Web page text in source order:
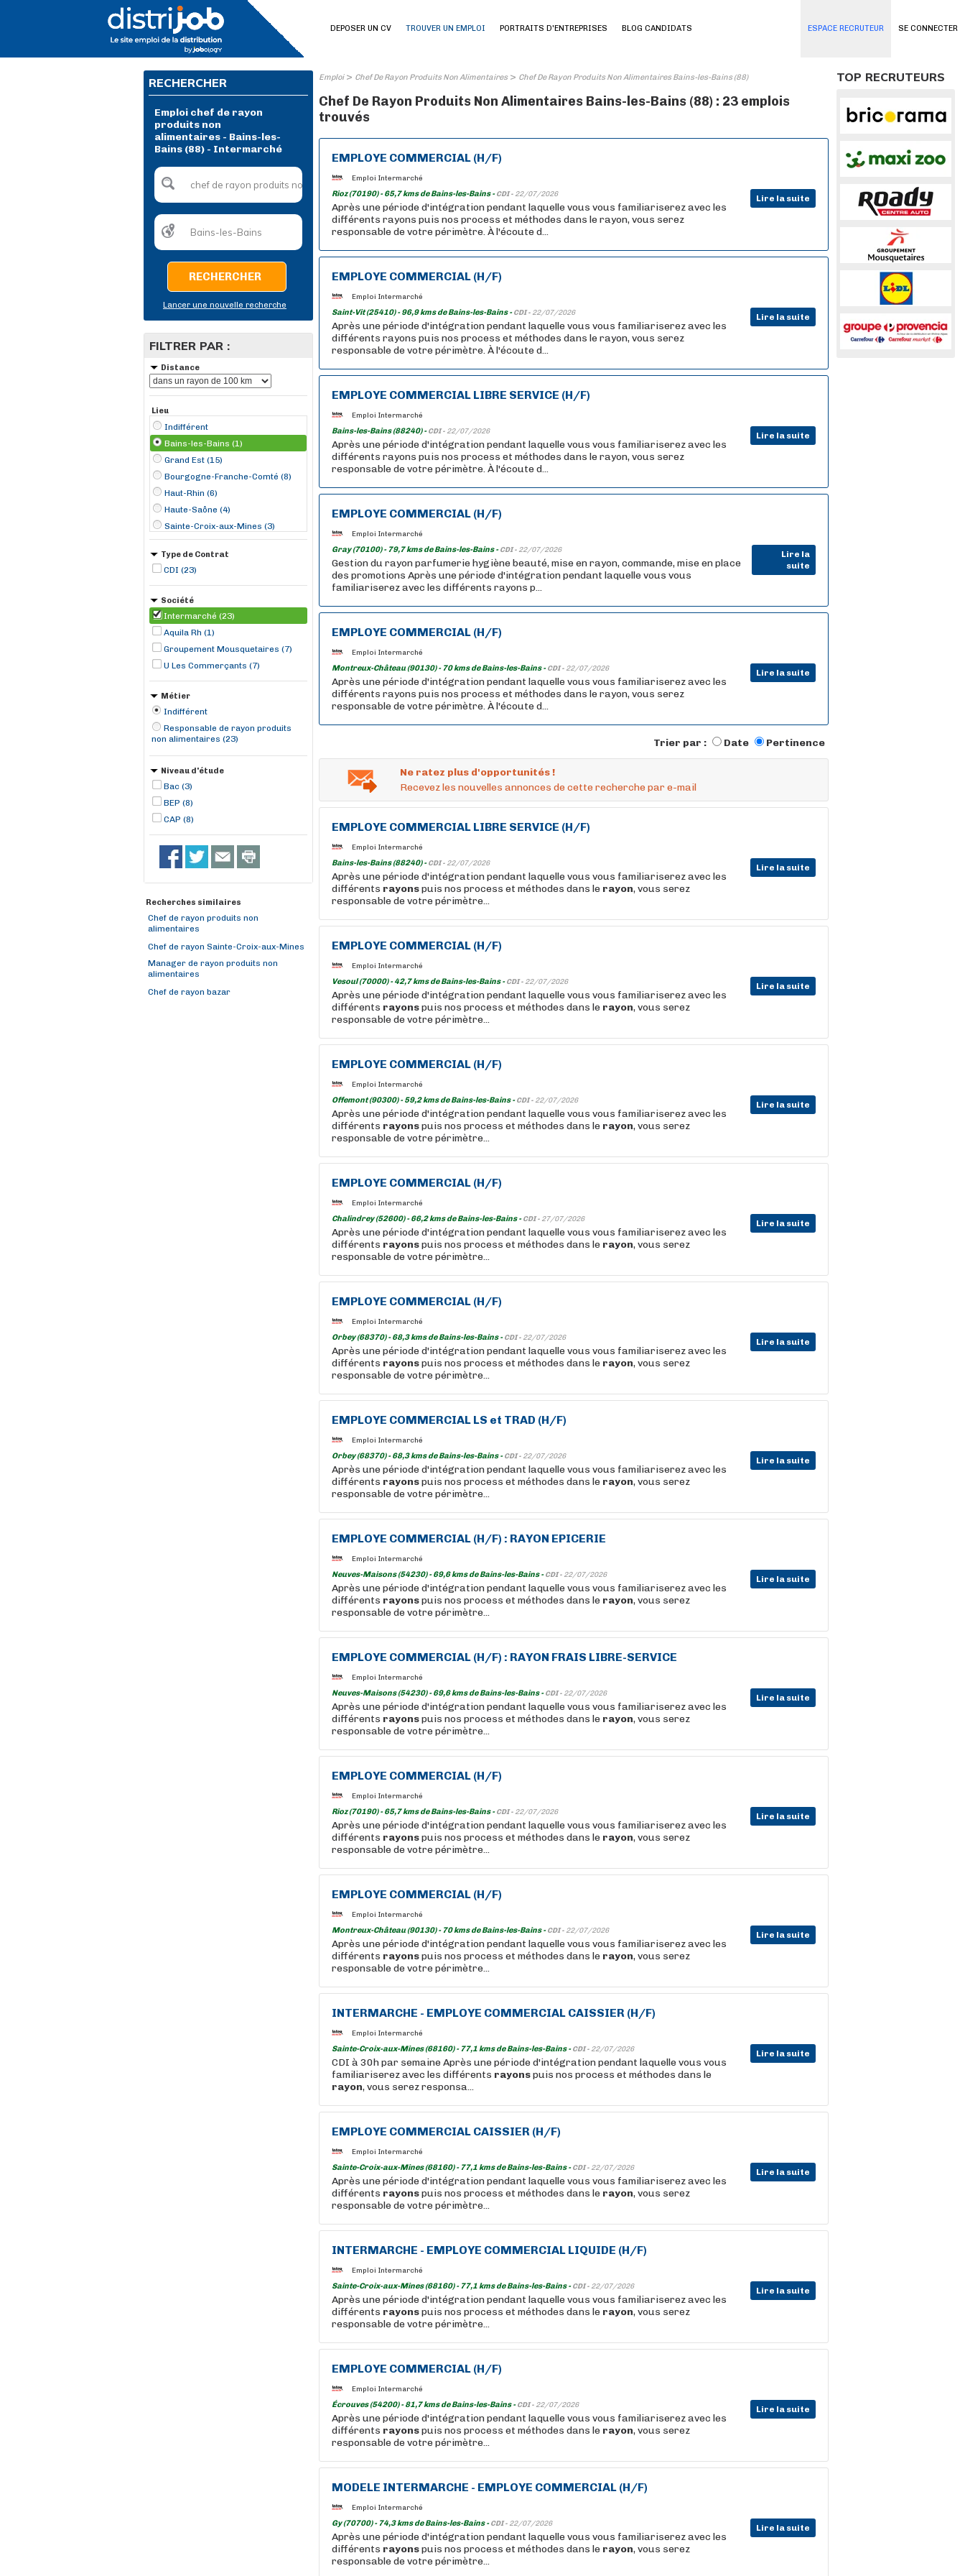
SE CONNECTER
DEPOSER UN CV TROUVER UN EMPLOI PORTRAITS D'ENTREPRISES BLOG CANDIDATS ESPACE RECRUTEUR
RECHERCHER
Emploi chef de rayon
produits non
alimentaires - Bains-les-
Bains (88) - Intermarché
RECHERCHER
Lancer une nouvelle recherche
FILTRER PAR :
Distance
Lieu
Indifférent
Bains-les-Bains (1)
Grand Est (15)
Bourgogne-Franche-Comté (8)
Haut-Rhin (6)
Haute-Saône (4)
Sainte-Croix-aux-Mines (3)
Neuves-Maisons (2)
Orbey (2)
Bartenheim (1)
Commercy (1)
Gray (1)
Type de Contrat
CDI (23)
Société
Intermarché (23)
Aquila Rh (1)
Groupement Mousquetaires (7)
U Les Commerçants (7)
Métier
Indifférent
Responsable de rayon produits
non alimentaires (23)
Niveau d'étude
Bac (3)
BEP (8)
CAP (8)
Recherches similaires
Chef de rayon produits non
alimentaires
Chef de rayon Sainte-Croix-aux-Mines
Manager de rayon produits non
alimentaires
Chef de rayon bazar
Emploi> Chef De Rayon Produits Non Alimentaires> Chef De Rayon Produits Non Alimentaires Bains-les-Bains (88)
Chef De Rayon Produits Non Alimentaires Bains-les-Bains (88) : 23 emplois
trouvés
EMPLOYE COMMERCIAL (H/F)
Emploi Intermarché
Rioz (70190) - 65,7 kms de Bains-les-Bains -CDI - 22/07/2026 Lire la suite
Après une période d'intégration pendant laquelle vous vous familiariserez avec les
différents rayons puis nos process et méthodes dans le rayon, vous serez
responsable de votre périmètre. À l'écoute d...
EMPLOYE COMMERCIAL (H/F)
Emploi Intermarché
Saint-Vit (25410) - 96,9 kms de Bains-les-Bains -CDI - 22/07/2026 Lire la suite
Après une période d'intégration pendant laquelle vous vous familiariserez avec les
différents rayons puis nos process et méthodes dans le rayon, vous serez
responsable de votre périmètre. À l'écoute d...
EMPLOYE COMMERCIAL LIBRE SERVICE (H/F)
Emploi Intermarché
Bains-les-Bains (88240) -CDI - 22/07/2026 Lire la suite
Après une période d'intégration pendant laquelle vous vous familiariserez avec les
différents rayons puis nos process et méthodes dans le rayon, vous serez
responsable de votre périmètre. À l'écoute d...
EMPLOYE COMMERCIAL (H/F)
Emploi Intermarché
Gray (70100) - 79,7 kms de Bains-les-Bains -CDI - 22/07/2026
Lire la
suite
Gestion du rayon parfumerie hygiène beauté, mise en rayon, commande, mise en place
des promotions Après une période d'intégration pendant laquelle vous vous
familiariserez avec les différents rayons p...
EMPLOYE COMMERCIAL (H/F)
Emploi Intermarché
Montreux-Château (90130) - 70 kms de Bains-les-Bains -CDI - 22/07/2026 Lire la suite
Après une période d'intégration pendant laquelle vous vous familiariserez avec les
différents rayons puis nos process et méthodes dans le rayon, vous serez
responsable de votre périmètre. À l'écoute d...
Trier par : Date Pertinence
Ne ratez plus d'opportunités !
Recevez les nouvelles annonces de cette recherche par e-mail
EMPLOYE COMMERCIAL LIBRE SERVICE (H/F)
Emploi Intermarché
Bains-les-Bains (88240) -CDI - 22/07/2026 Lire la suite
Après une période d'intégration pendant laquelle vous vous familiariserez avec les
différents rayonspuis nos process et méthodes dans le rayon, vous serez
responsable de votre périmètre...
EMPLOYE COMMERCIAL (H/F)
Emploi Intermarché
Vesoul (70000) - 42,7 kms de Bains-les-Bains -CDI - 22/07/2026 Lire la suite
Après une période d'intégration pendant laquelle vous vous familiariserez avec les
différents rayonspuis nos process et méthodes dans le rayon, vous serez
responsable de votre périmètre...
EMPLOYE COMMERCIAL (H/F)
Emploi Intermarché
Offemont (90300) - 59,2 kms de Bains-les-Bains -CDI - 22/07/2026 Lire la suite
Après une période d'intégration pendant laquelle vous vous familiariserez avec les
différents rayonspuis nos process et méthodes dans le rayon, vous serez
responsable de votre périmètre...
EMPLOYE COMMERCIAL (H/F)
Emploi Intermarché
Chalindrey (52600) - 66,2 kms de Bains-les-Bains -CDI - 27/07/2026 Lire la suite
Après une période d'intégration pendant laquelle vous vous familiariserez avec les
différents rayonspuis nos process et méthodes dans le rayon, vous serez
responsable de votre périmètre...
EMPLOYE COMMERCIAL (H/F)
Emploi Intermarché
Orbey (68370) - 68,3 kms de Bains-les-Bains -CDI - 22/07/2026 Lire la suite
Après une période d'intégration pendant laquelle vous vous familiariserez avec les
différents rayonspuis nos process et méthodes dans le rayon, vous serez
responsable de votre périmètre...
EMPLOYE COMMERCIAL LS et TRAD (H/F)
Emploi Intermarché
Orbey (68370) - 68,3 kms de Bains-les-Bains -CDI - 22/07/2026 Lire la suite
Après une période d'intégration pendant laquelle vous vous familiariserez avec les
différents rayonspuis nos process et méthodes dans le rayon, vous serez
responsable de votre périmètre...
EMPLOYE COMMERCIAL (H/F) : RAYON EPICERIE
Emploi Intermarché
Neuves-Maisons (54230) - 69,6 kms de Bains-les-Bains -CDI - 22/07/2026 Lire la suite
Après une période d'intégration pendant laquelle vous vous familiariserez avec les
différents rayonspuis nos process et méthodes dans le rayon, vous serez
responsable de votre périmètre...
EMPLOYE COMMERCIAL (H/F) : RAYON FRAIS LIBRE-SERVICE
Emploi Intermarché
Neuves-Maisons (54230) - 69,6 kms de Bains-les-Bains -CDI - 22/07/2026 Lire la suite
Après une période d'intégration pendant laquelle vous vous familiariserez avec les
différents rayonspuis nos process et méthodes dans le rayon, vous serez
responsable de votre périmètre...
EMPLOYE COMMERCIAL (H/F)
Emploi Intermarché
Rioz (70190) - 65,7 kms de Bains-les-Bains -CDI - 22/07/2026 Lire la suite
Après une période d'intégration pendant laquelle vous vous familiariserez avec les
différents rayonspuis nos process et méthodes dans le rayon, vous serez
responsable de votre périmètre...
EMPLOYE COMMERCIAL (H/F)
Emploi Intermarché
Montreux-Château (90130) - 70 kms de Bains-les-Bains -CDI - 22/07/2026 Lire la suite
Après une période d'intégration pendant laquelle vous vous familiariserez avec les
différents rayonspuis nos process et méthodes dans le rayon, vous serez
responsable de votre périmètre...
INTERMARCHE - EMPLOYE COMMERCIAL CAISSIER (H/F)
Emploi Intermarché
Sainte-Croix-aux-Mines (68160) - 77,1 kms de Bains-les-Bains -CDI - 22/07/2026 Lire la suite
CDI à 30h par semaine Après une période d'intégration pendant laquelle vous vous
familiariserez avec les différents rayonspuis nos process et méthodes dans le
rayon, vous serez responsa...
EMPLOYE COMMERCIAL CAISSIER (H/F)
Emploi Intermarché
Sainte-Croix-aux-Mines (68160) - 77,1 kms de Bains-les-Bains -CDI - 22/07/2026 Lire la suite
Après une période d'intégration pendant laquelle vous vous familiariserez avec les
différents rayonspuis nos process et méthodes dans le rayon, vous serez
responsable de votre périmètre...
INTERMARCHE - EMPLOYE COMMERCIAL LIQUIDE (H/F)
Emploi Intermarché
Sainte-Croix-aux-Mines (68160) - 77,1 kms de Bains-les-Bains -CDI - 22/07/2026 Lire la suite
Après une période d'intégration pendant laquelle vous vous familiariserez avec les
différents rayonspuis nos process et méthodes dans le rayon, vous serez
responsable de votre périmètre...
EMPLOYE COMMERCIAL (H/F)
Emploi Intermarché
Écrouves (54200) - 81,7 kms de Bains-les-Bains -CDI - 22/07/2026 Lire la suite
Après une période d'intégration pendant laquelle vous vous familiariserez avec les
différents rayonspuis nos process et méthodes dans le rayon, vous serez
responsable de votre périmètre...
MODELE INTERMARCHE - EMPLOYE COMMERCIAL (H/F)
Emploi Intermarché
Gy (70700) - 74,3 kms de Bains-les-Bains -CDI - 22/07/2026 Lire la suite
Après une période d'intégration pendant laquelle vous vous familiariserez avec les
différents rayonspuis nos process et méthodes dans le rayon, vous serez
responsable de votre périmètre...
TOP RECRUTEURS